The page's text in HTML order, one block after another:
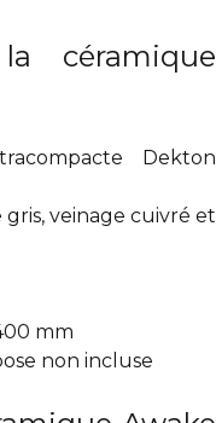
céramique
Dekton
veinage cuivré et
mm
non incluse